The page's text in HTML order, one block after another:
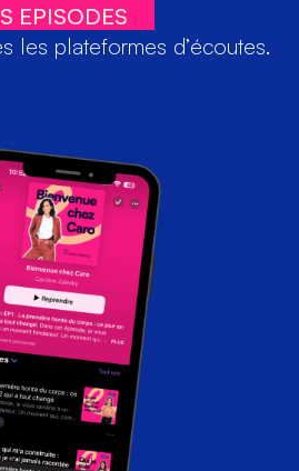
EPISODES
les plateformes d’écoutes.